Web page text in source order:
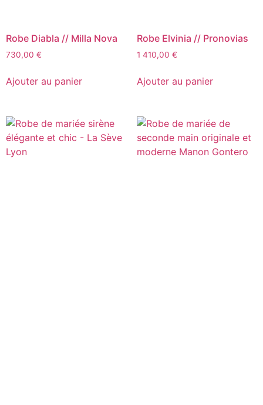
Robe Diabla // Milla Nova
730,00 €
Ajouter au panier
Robe Elvinia // Pronovias
1 410,00 €
Ajouter au panier